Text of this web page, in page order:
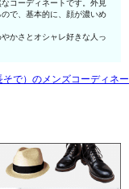
コーディネートです。外見
で、基本的に、顔が濃いめ
かさとオシャレ好きな人っ
で）のメンズコーディネー